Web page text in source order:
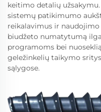
keitimo detalių
sistemų patikimumo
reikalavimus ir
biudžeto numatytumą
programoms bei
geležinkelių taikymo
sąlygose.